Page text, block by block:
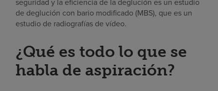
de deglución con bario modificado (MBS), que es un
estudio de radiografías de vídeo.
¿Qué es todo lo que se
habla de aspiración?